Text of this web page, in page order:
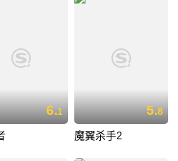
6.1 5.8
魔翼杀手2